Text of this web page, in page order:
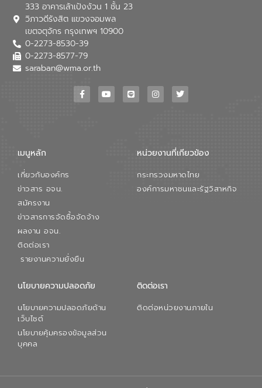
333 อาคารเล้าเป้งง้วน 1 ชั้น 23
วิภาวดีรังสิต แขวงจอมพล
เขตจตุจักร กรุงเทพฯ 10900
0-2273-8530-39
0-2273-8577-79
saraban@wma.or.th
เมนูหลัก
เกี่ยวกับองค์กร
ข่าวสาร อจน.
สมัครงาน
ข่าวสารการจัดซื้อจัดจ้าง
ผลงาน อจน.
ติดต่อเรา
รายงานความยั่งยืน
หน่วยงานที่เกียวข้อง
กระทรวงมหาดไทย
องค์การมหาชนและรัฐวิสาหกิจ
นโยบายความปลอดภัย
นโยบายความปลอดภัยด้าน
เว็บไซต์
นโยบายคุ้มครองข้อมูลส่วน
บุคคล
ติดต่อเรา
ติดต่อหน่วยงานภายใน